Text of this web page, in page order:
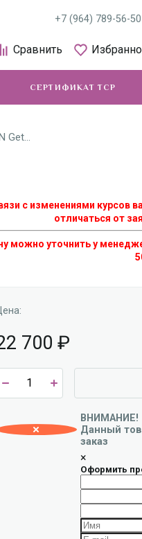
+7 (964) 789-56-50
Сравнить
СЕРТИФИКАТ ТСР
Get...
с изменениями курсов
отличаться от
можно уточнить у
700 ₽
ВНИМАНИЕ!
Данный
заказ
×
Оформить